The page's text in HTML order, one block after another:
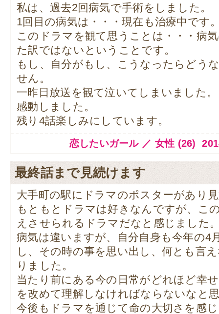
私は、過去2回病気で手術をしました。
1回目の病気は・・・現在も治療中です
このドラマを観て思うことは・・・病
た訳ではないということです。
もし、自分がもし、こうなったらどう
せん。
一昨日放送を観て泣いてしまいました。
感動しました。
残り4話楽しみにしています。
恋したいガール ／ 女性 (26)
最終話まで見続けます
大手町の駅にドラマのポスターがあり
もともとドラマは好きなんですが、こ
えさせられるドラマだなと感じました
病気は違いますが、自分自身も今年の4
し、その時の事を思い出し、何とも言
りました。
当たり前にある今の日常がどれほど幸
を改めて理解しなければならないなと
今後もドラマを通じて命の大切さを感